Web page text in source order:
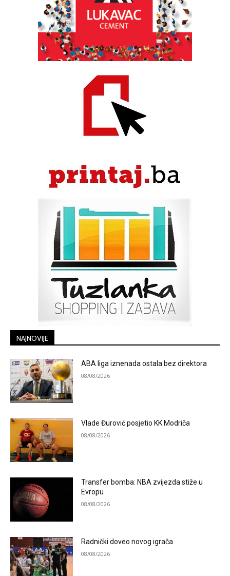
NAJNOVIJE
ABA liga iznenada ostala bez direktora
08/08/2026
Vlade Đurović posjetio KK Modriča
08/08/2026
Transfer bomba: NBA zvijezda stiže u
Evropu
08/08/2026
Radnički doveo novog igrača
08/08/2026